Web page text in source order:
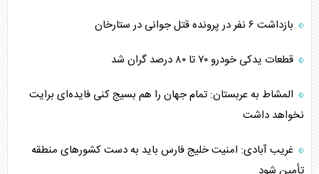
بازداشت ۶ نفر در پرونده قتل جوانی در ستارخان
قطعات یدکی خودرو ۷۰ تا ۸۰ درصد گران شد
المشاط به عربستان: تمام جهان را هم بسیج کنی فایده‌ای برایت
نخواهد داشت
غریب آبادی: امنیت خلیج فارس باید به دست کشورهای منطقه